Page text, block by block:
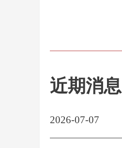
近期消息
2026-07-07